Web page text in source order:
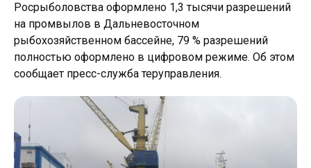
Росрыболовства оформлено 1,3 тысячи разрешений
на промвылов в Дальневосточном
рыбохозяйственном бассейне, 79 % разрешений
полностью оформлено в цифровом режиме. Об этом
сообщает пресс-служба теруправления.